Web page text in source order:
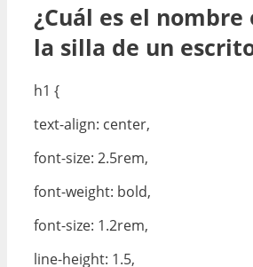
¿Cuál es el
la silla de un
h1 {
text-align: center,
font-size: 2.5rem,
font-weight: bold,
font-size: 1.2rem,
line-height: 1.5,